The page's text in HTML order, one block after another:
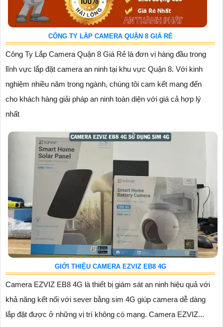
CÔNG TY LẮP CAMERA QUẬN 8 GIÁ RẺ
Công Ty Lắp Camera Quận 8 Giá Rẻ là đơn vị hàng đầu trong
lĩnh vực lắp đặt camera an ninh tại khu vực Quận 8. Với kinh
nghiệm nhiều năm trong ngành, chúng tôi cam kết mang đến
cho khách hàng giải pháp an ninh toàn diện với giá cả hợp lý
nhất
GIỚI THIỆU CAMERA EZVIZ EB8 4G
Camera EZVIZ EB8 4G là thiết bị giám sát an ninh hiệu quả với
khả năng kết nối với sever bằng sim 4G giúp camera dễ dàng
lắp đặt được ở những vị trí không có mạng. Camera EZVIZ...